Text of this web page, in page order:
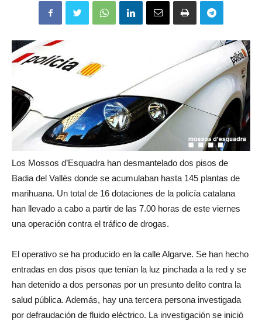
Los Mossos d’Esquadra han desmantelado dos pisos de
Badia del Vallès donde se acumulaban hasta 145 plantas de
marihuana. Un total de 16 dotaciones de la policía catalana
han llevado a cabo a partir de las 7.00 horas de este viernes
una operación contra el tráfico de drogas.
El operativo se ha producido en la calle Algarve. Se han hecho
entradas en dos pisos que tenían la luz pinchada a la red y se
han detenido a dos personas por un presunto delito contra la
salud pública. Además, hay una tercera persona investigada
por defraudación de fluido eléctrico. La investigación se inició